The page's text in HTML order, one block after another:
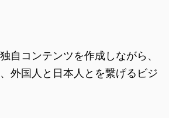
自コンテンツを作成しながら、
外国人と日本人とを繋げるビジ